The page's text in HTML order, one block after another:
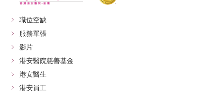
職位空缺
服務單張
影片
港安醫院慈善基金
港安醫生
港安員工